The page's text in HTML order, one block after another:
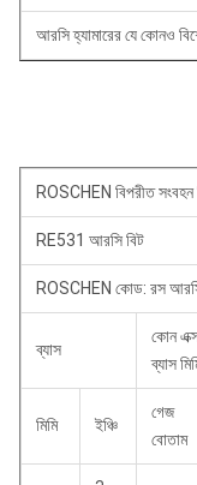
আরসি হ্যামারের যে কোনও
ROSCHEN বিপরীত সংবহন
RE531 আরসি বিট
ROSCHEN কোড: রস
ব্যাস
কোন
ব্যাস
মিমি
ইঞ্চি
গেজ
বোতাম